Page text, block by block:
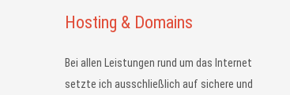
Hosting & Domains
Bei allen Leistungen rund um das Internet
setzte ich ausschließlich auf sichere und